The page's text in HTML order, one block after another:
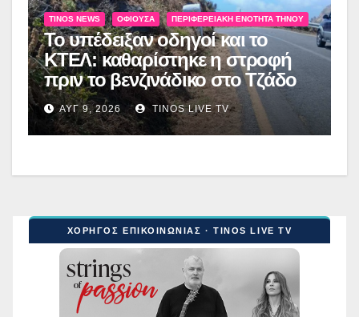
TINOS NEWS ΟΦΙΟΎΣΑ ΠΕΡΙΦΕΡΕΙΑΚΉ ΕΝΌΤΗΤΑ ΤΉΝΟΥ
Το υπέδειξαν οδηγοί και το
ΚΤΕΛ: καθαρίστηκε η στροφή
πριν το βενζινάδικο στο Τζάδο
ΑΥΓ 9, 2026 TINOS LIVE TV
ΧΟΡΗΓΟΣ ΕΠΙΚΟΙΝΩΝΙΑΣ · TINOS LIVE TV